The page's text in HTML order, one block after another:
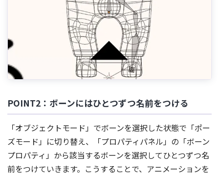
POINT2：ボーンにはひとつずつ名前をつける
「オブジェクトモード」でボーンを選択した状態で「ポー
ズモード」に切り替え、「プロパティパネル」の「ボーン
プロパティ」から該当するボーンを選択してひとつずつ名
前をつけていきます。こうすることで、アニメーションを